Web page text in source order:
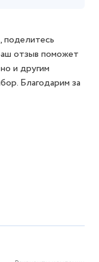
отзыв поможет
и другим
Благодарим за